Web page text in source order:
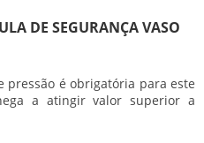
DE SEGURANÇA VASO
pressão é obrigatória para este
a atingir valor superior a